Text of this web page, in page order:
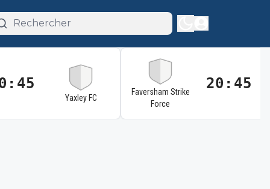
Yaxley FC
Faversham Strike
Force
20:45